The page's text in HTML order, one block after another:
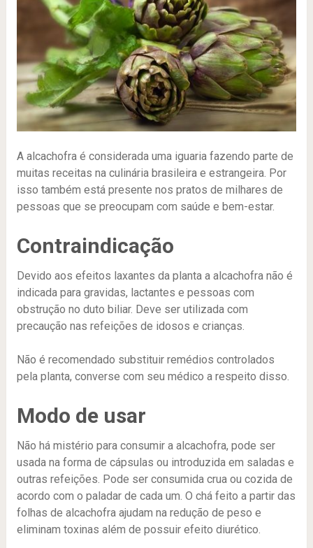
A alcachofra é considerada uma iguaria fazendo parte de
muitas receitas na culinária brasileira e estrangeira. Por
isso também está presente nos pratos de milhares de
pessoas que se preocupam com saúde e bem-estar.
Contraindicação
Devido aos efeitos laxantes da planta a alcachofra não é
indicada para gravidas, lactantes e pessoas com
obstrução no duto biliar. Deve ser utilizada com
precaução nas refeições de idosos e crianças.
Não é recomendado substituir remédios controlados
pela planta, converse com seu médico a respeito disso.
Modo de usar
Não há mistério para consumir a alcachofra, pode ser
usada na forma de cápsulas ou introduzida em saladas e
outras refeições. Pode ser consumida crua ou cozida de
acordo com o paladar de cada um. O chá feito a partir das
folhas de alcachofra ajudam na redução de peso e
eliminam toxinas além de possuir efeito diurético.